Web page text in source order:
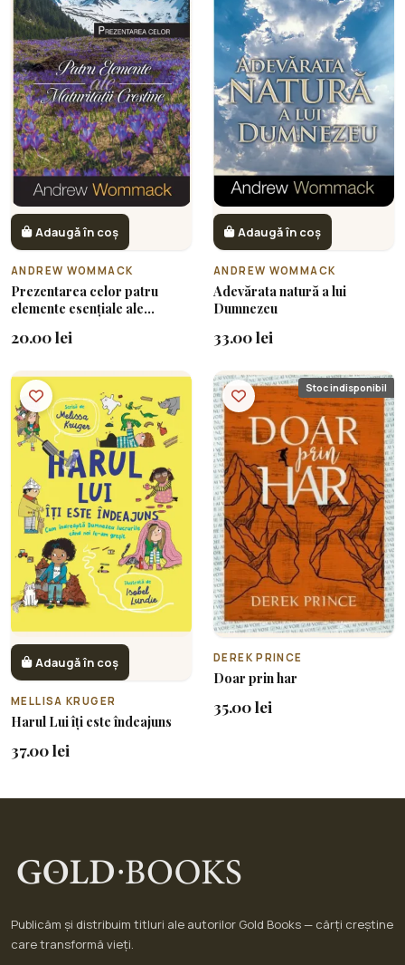
Adaugă în coș
ANDREW WOMMACK
Prezentarea celor patru
elemente esențiale ale
20.00 lei
Adaugă în coș
ANDREW WOMMACK
Adevărata natură a lui
Dumnezeu
33.00 lei
Adaugă în coș
MELLISA KRUGER
Harul Lui îți este îndeajuns
37.00 lei
Stoc indisponibil
DEREK PRINCE
Doar prin har
35.00 lei
Publicăm și distribuim titluri ale autorilor Gold Books — cărți creștine
care transformă vieți.